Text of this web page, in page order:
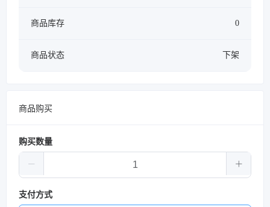
商品库存 0
商品状态 下架
商品购买
购买数量
支付方式